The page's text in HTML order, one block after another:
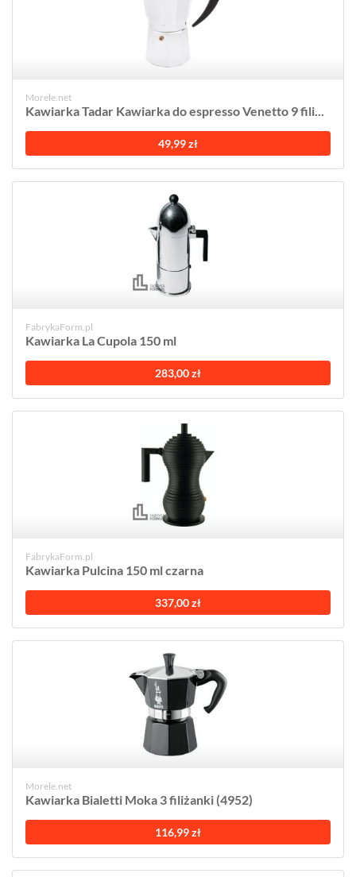
Morele.net
Kawiarka Tadar Kawiarka do espresso Venetto 9 fili...
49,99 zł
FabrykaForm.pl
Kawiarka La Cupola 150 ml
283,00 zł
FabrykaForm.pl
Kawiarka Pulcina 150 ml czarna
337,00 zł
Morele.net
Kawiarka Bialetti Moka 3 filiżanki (4952)
116,99 zł